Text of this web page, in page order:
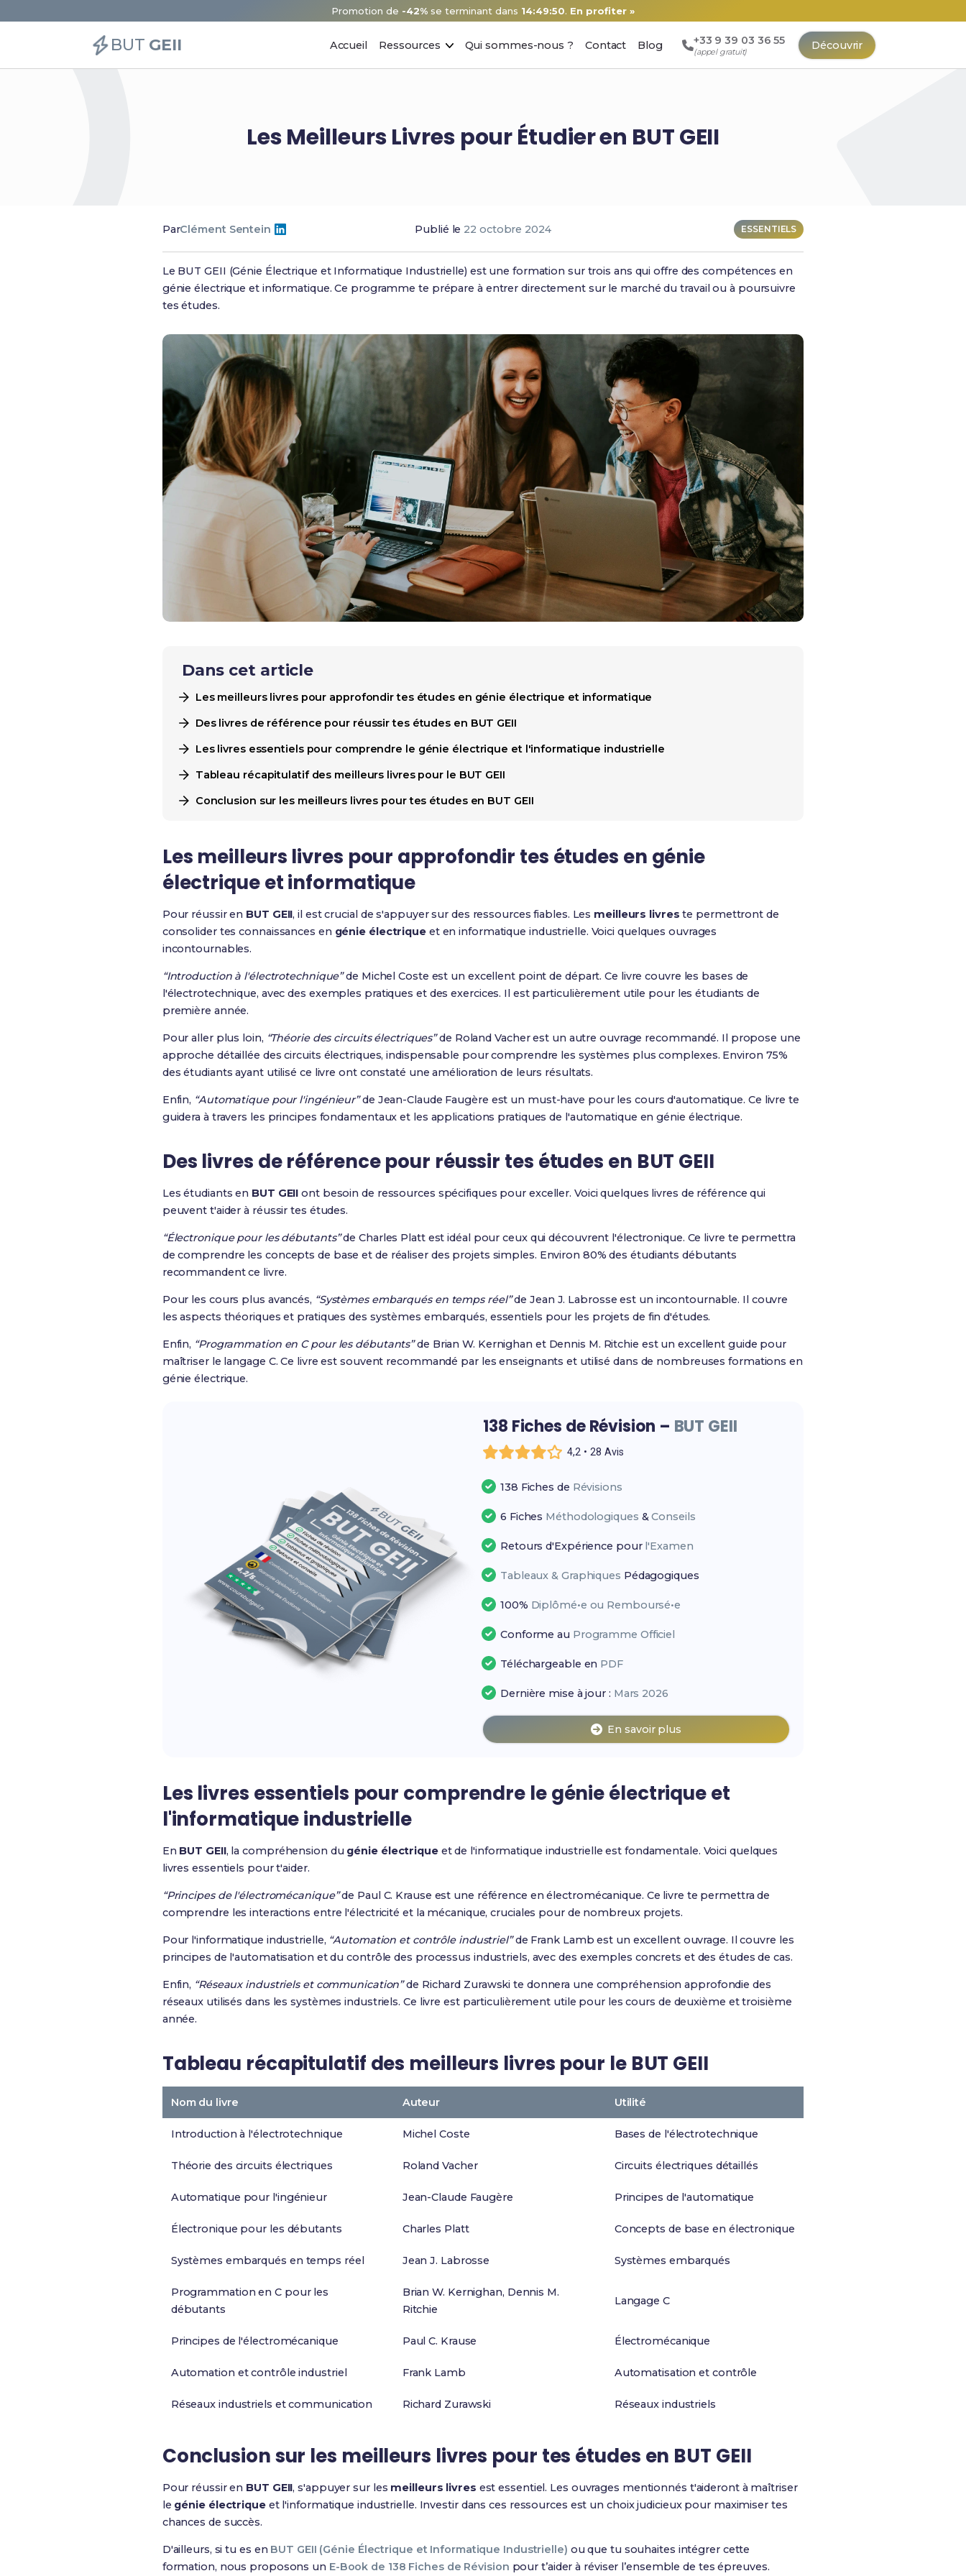
Promotion de -42%se terminant dans 14:49:49. En profiter »
BUT GEII Accueil Ressources Qui sommes-nous ? Contact Blog +33 9 39 03 36 55
(appel gratuit)
Découvrir
Les Meilleurs Livres pour Étudier en BUT GEII
ParClément Sentein Publié le 22 octobre 2024 ESSENTIELS
Le BUT GEII (Génie Électrique et Informatique Industrielle) est une formation sur trois ans qui offre des compétences en
génie électrique et informatique. Ce programme te prépare à entrer directement sur le marché du travail ou à poursuivre
tes études.
Dans cet article
Les meilleurs livres pour approfondir tes études en génie électrique et informatique
Des livres de référence pour réussir tes études en BUT GEII
Les livres essentiels pour comprendre le génie électrique et l'informatique industrielle
Tableau récapitulatif des meilleurs livres pour le BUT GEII
Conclusion sur les meilleurs livres pour tes études en BUT GEII
Les meilleurs livres pour approfondir tes études en génie
électrique et informatique
Pour réussir en BUT GEII, il est crucial de s'appuyer sur des ressources fiables. Les meilleurs livres te permettront de
consolider tes connaissances en génie électriqueet en informatique industrielle. Voici quelques ouvrages
incontournables.
“Introduction à l'électrotechnique”de Michel Coste est un excellent point de départ. Ce livre couvre les bases de
l'électrotechnique, avec des exemples pratiques et des exercices. Il est particulièrement utile pour les étudiants de
première année.
Pour aller plus loin, “Théorie des circuits électriques”de Roland Vacher est un autre ouvrage recommandé. Il propose une
approche détaillée des circuits électriques, indispensable pour comprendre les systèmes plus complexes. Environ 75%
des étudiants ayant utilisé ce livre ont constaté une amélioration de leurs résultats.
Enfin, “Automatique pour l'ingénieur”de Jean-Claude Faugère est un must-have pour les cours d'automatique. Ce livre te
guidera à travers les principes fondamentaux et les applications pratiques de l'automatique en génie électrique.
Des livres de référence pour réussir tes études en BUT GEII
Les étudiants en BUT GEII ont besoin de ressources spécifiques pour exceller. Voici quelques livres de référence qui
peuvent t'aider à réussir tes études.
“Électronique pour les débutants”de Charles Platt est idéal pour ceux qui découvrent l'électronique. Ce livre te permettra
de comprendre les concepts de base et de réaliser des projets simples. Environ 80% des étudiants débutants
recommandent ce livre.
Pour les cours plus avancés, “Systèmes embarqués en temps réel”de Jean J. Labrosse est un incontournable. Il couvre
les aspects théoriques et pratiques des systèmes embarqués, essentiels pour les projets de fin d'études.
Enfin, “Programmation en C pour les débutants”de Brian W. Kernighan et Dennis M. Ritchie est un excellent guide pour
maîtriser le langage C. Ce livre est souvent recommandé par les enseignants et utilisé dans de nombreuses formations en
génie électrique.
138 Fiches de Révision – BUT GEII
4,2 • 28 Avis
138 Fiches de Révisions
6 Fiches Méthodologiques &Conseils
Retours d'Expérience pour l'Examen
Tableaux & Graphiques Pédagogiques
100% Diplômé•e ou Remboursé•e
Conforme au Programme Officiel
Téléchargeable en PDF
Dernière mise à jour : Mars 2026
En savoir plus
Les livres essentiels pour comprendre le génie électrique et
l'informatique industrielle
En BUT GEII, la compréhension du génie électriqueet de l'informatique industrielle est fondamentale. Voici quelques
livres essentiels pour t'aider.
“Principes de l'électromécanique”de Paul C. Krause est une référence en électromécanique. Ce livre te permettra de
comprendre les interactions entre l'électricité et la mécanique, cruciales pour de nombreux projets.
Pour l'informatique industrielle, “Automation et contrôle industriel”de Frank Lamb est un excellent ouvrage. Il couvre les
principes de l'automatisation et du contrôle des processus industriels, avec des exemples concrets et des études de cas.
Enfin, “Réseaux industriels et communication”de Richard Zurawski te donnera une compréhension approfondie des
réseaux utilisés dans les systèmes industriels. Ce livre est particulièrement utile pour les cours de deuxième et troisième
année.
Tableau récapitulatif des meilleurs livres pour le BUT GEII
Nom du livre Auteur Utilité
Introduction à l'électrotechnique Michel Coste Bases de l'électrotechnique
Théorie des circuits électriques Roland Vacher Circuits électriques détaillés
Automatique pour l'ingénieur Jean-Claude Faugère Principes de l'automatique
Électronique pour les débutants Charles Platt Concepts de base en électronique
Systèmes embarqués en temps réel Jean J. Labrosse Systèmes embarqués
Programmation en C pour les
débutants
Brian W. Kernighan, Dennis M.
Ritchie
Langage C
Principes de l'électromécanique Paul C. Krause Électromécanique
Automation et contrôle industriel Frank Lamb Automatisation et contrôle
Réseaux industriels et communication Richard Zurawski Réseaux industriels
Conclusion sur les meilleurs livres pour tes études en BUT GEII
Pour réussir en BUT GEII, s'appuyer sur les meilleurs livres est essentiel. Les ouvrages mentionnés t'aideront à maîtriser
le génie électriqueet l'informatique industrielle. Investir dans ces ressources est un choix judicieux pour maximiser tes
chances de succès.
D'ailleurs, si tu es en BUT GEII (Génie Électrique et Informatique Industrielle) ou que tu souhaites intégrer cette
formation, nous proposons un E-Book de 138 Fiches de Révision pour t’aider à réviser l’ensemble de tes épreuves.